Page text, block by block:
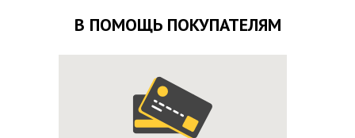
В ПОМОЩЬ ПОКУПАТЕЛЯМ